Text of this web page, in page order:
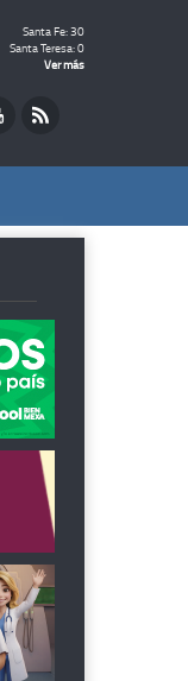
Santa Fe: 30
Santa Teresa: 0
Ver más